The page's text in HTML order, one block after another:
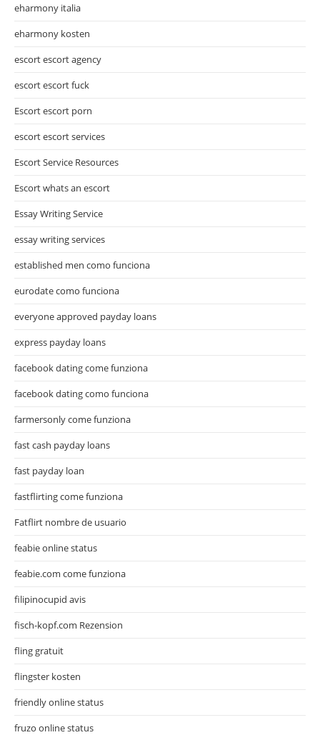
eharmony italia
eharmony kosten
escort escort agency
escort escort fuck
Escort escort porn
escort escort services
Escort Service Resources
Escort whats an escort
Essay Writing Service
essay writing services
established men como funciona
eurodate como funciona
everyone approved payday loans
express payday loans
facebook dating come funziona
facebook dating como funciona
farmersonly come funziona
fast cash payday loans
fast payday loan
fastflirting come funziona
Fatflirt nombre de usuario
feabie online status
feabie.com come funziona
filipinocupid avis
fisch-kopf.com Rezension
fling gratuit
flingster kosten
friendly online status
fruzo online status